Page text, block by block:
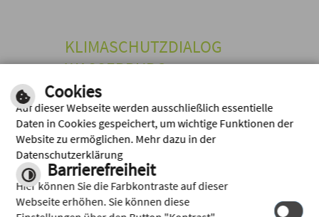
KLIMASCHUTZDIALOG
WASSERBURG
Stadt Wasserburg a. Inn,
Marienplatz 2, 83512 Wasserburg a.
Inn
TEL: +49 8071
105-91
E-MAIL
Inhalt|Impressum| Hilfe
Datenschutz
Cookies
Auf dieser Webseite werden ausschließlich essentielle
Daten in Cookies gespeichert, um wichtige Funktionen der
Website zu ermöglichen. Mehr dazu in der
Datenschutzerklärung
Barrierefreiheit
Hier können Sie die Farbkontraste auf dieser
Webseite erhöhen. Sie können diese